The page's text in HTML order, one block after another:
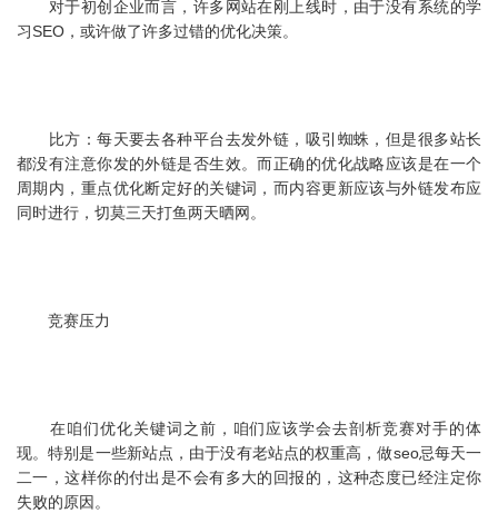
对于初创企业而言，许多网站在刚上线时，由于没有系统的学
习SEO，或许做了许多过错的优化决策。
比方：每天要去各种平台去发外链，吸引蜘蛛，但是很多站长
都没有注意你发的外链是否生效。而正确的优化战略应该是在一个
周期内，重点优化断定好的关键词，而内容更新应该与外链发布应
同时进行，切莫三天打鱼两天晒网。
竞赛压力
在咱们优化关键词之前，咱们应该学会去剖析竞赛对手的体
现。特别是一些新站点，由于没有老站点的权重高，做seo忌每天一
二一，这样你的付出是不会有多大的回报的，这种态度已经注定你
失败的原因。